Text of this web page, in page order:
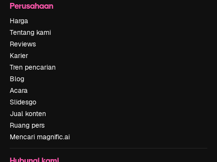
Perusahaan
Harga
Tentang kami
Reviews
Karier
Tren pencarian
Blog
Acara
Slidesgo
Jual konten
Ruang pers
Mencari magnific.ai